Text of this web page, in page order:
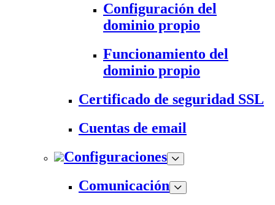
Configuración del
dominio propio
Funcionamiento del
dominio propio
Certificado de seguridad SSL
Cuentas de email
Configuraciones
Comunicación